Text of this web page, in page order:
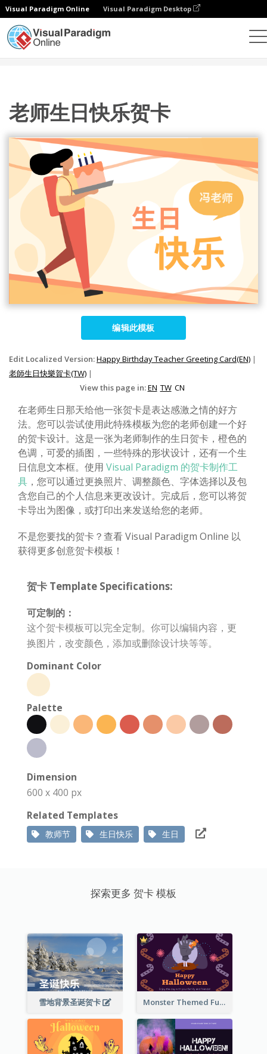
Visual Paradigm Online Visual Paradigm Desktop
老师生日快乐贺卡
编辑此模板
Edit Localized Version:Happy Birthday Teacher Greeting Card(EN) |
老師生日快樂賀卡(TW) |
View this page in:EN TW CN
在老师生日那天给他一张贺卡是表达感激之情的好方
法。您可以尝试使用此特殊模板为您的老师创建一个好
的贺卡设计。这是一张为老师制作的生日贺卡，橙色的
色调，可爱的插图，一些特殊的形状设计，还有一个生
日信息文本框。使用 Visual Paradigm 的贺卡制作工
具 ，您可以通过更换照片、调整颜色、字体选择以及包
含您自己的个人信息来更改设计。完成后，您可以将贺
卡导出为图像，或打印出来发送给您的老师。
不是您要找的贺卡？查看 Visual Paradigm Online 以
获得更多创意贺卡模板！
贺卡 Template Specifications:
可定制的：
这个贺卡模板可以完全定制。你可以编辑内容，更
换图片，改变颜色，添加或删除设计块等等。
Dominant Color
Palette
Dimension
600 x 400 px
Related Templates
教师节 生日快乐 生日
探索更多 贺卡 模板
雪地背景圣诞贺卡 Monster Themed Fun Halloween Greeting Card